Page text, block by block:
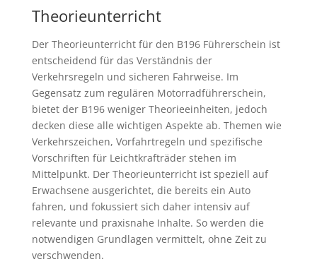
Theorieunterricht
Der Theorieunterricht für den B196 Führerschein ist
entscheidend für das Verständnis der
Verkehrsregeln und sicheren Fahrweise. Im
Gegensatz zum regulären Motorradführerschein,
bietet der B196 weniger Theorieeinheiten, jedoch
decken diese alle wichtigen Aspekte ab. Themen wie
Verkehrszeichen, Vorfahrtregeln und spezifische
Vorschriften für Leichtkrafträder stehen im
Mittelpunkt. Der Theorieunterricht ist speziell auf
Erwachsene ausgerichtet, die bereits ein Auto
fahren, und fokussiert sich daher intensiv auf
relevante und praxisnahe Inhalte. So werden die
notwendigen Grundlagen vermittelt, ohne Zeit zu
verschwenden.